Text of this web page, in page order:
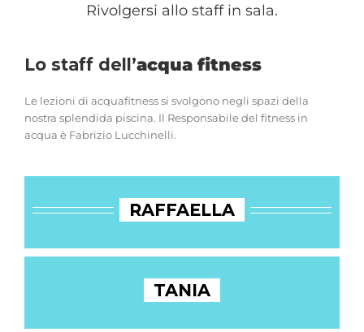
Rivolgersi allo staff in sala.
Lo staff dell’acqua fitness
Le lezioni di acquafitness si svolgono negli spazi della
nostra splendida piscina. Il Responsabile del fitness in
acqua è Fabrizio Lucchinelli.
RAFFAELLA
TANIA